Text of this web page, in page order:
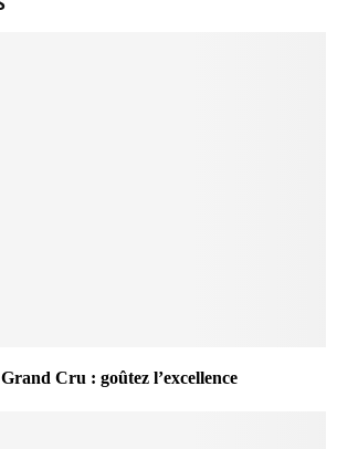
Cru : goûtez l’excellence